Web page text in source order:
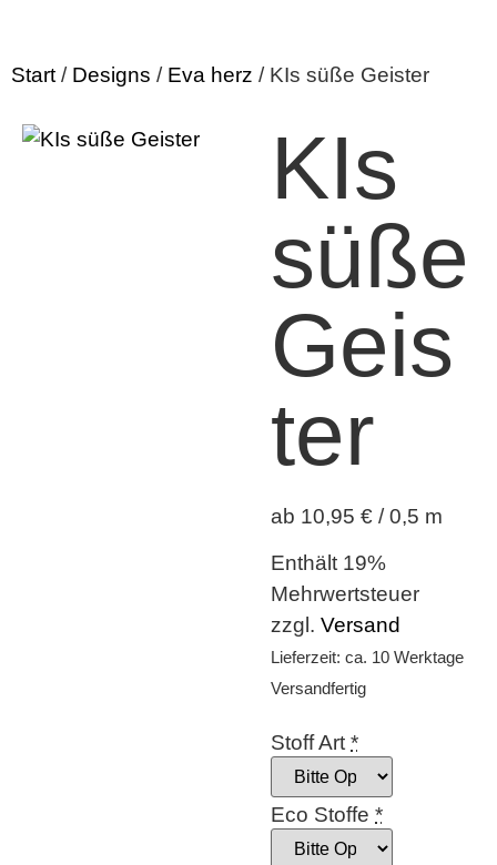
Start / Designs / Eva herz / KIs süße Geister
KIs
süße
Geis
ter
ab 10,95 € / 0,5 m
Enthält 19%
Mehrwertsteuer
zzgl. Versand
Lieferzeit: ca. 10 Werktage
Versandfertig
Stoff Art *
Eco Stoffe *